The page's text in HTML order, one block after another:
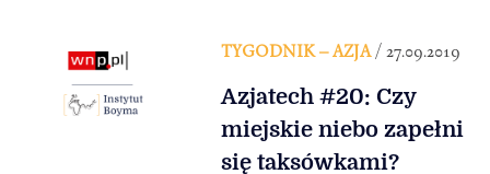
TYGODNIK – AZJA/ 27.09.2019
Azjatech #20: Czy
miejskie niebo zapełni
się taksówkami?